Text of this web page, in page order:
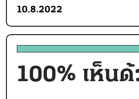
10.8.2022
100% เห็น